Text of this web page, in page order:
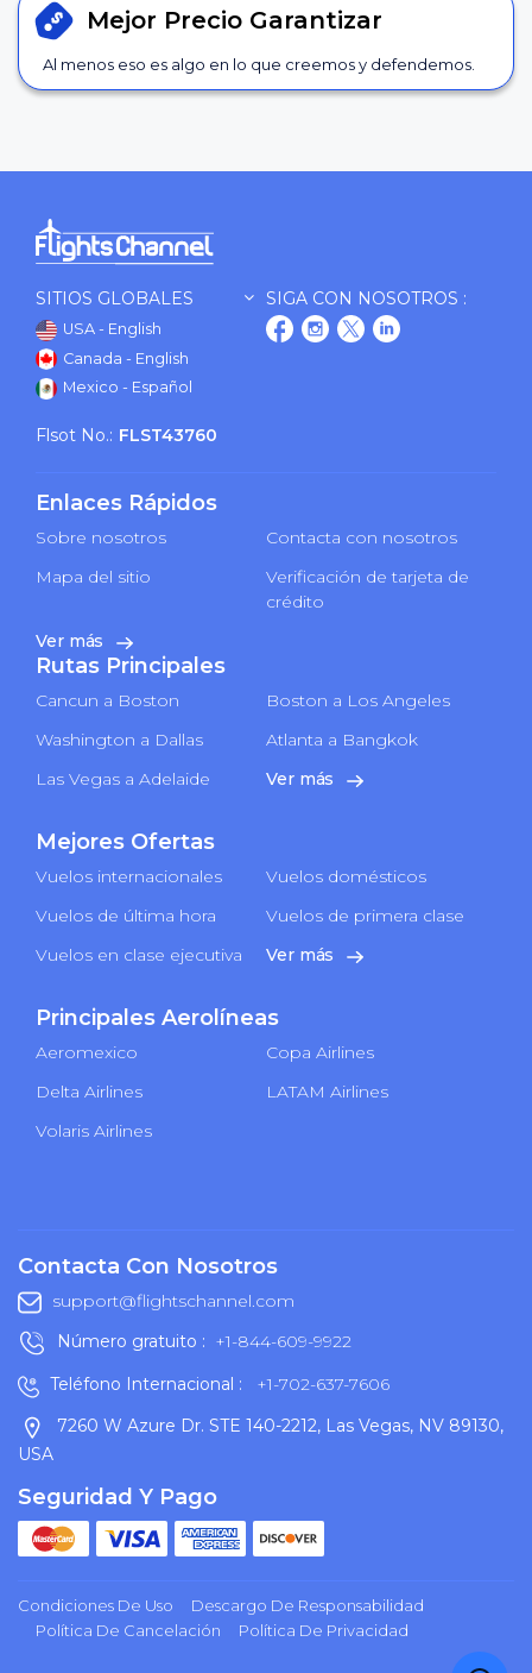
Mejor Precio Garantizar
Al menos eso es algo en lo que creemos y defendemos.
SITIOS GLOBALES
USA - English
Canada - English
Mexico - Español
SIGA CON NOSOTROS :
Flsot No.: FLST43760
Enlaces Rápidos
Sobre nosotros
Contacta con nosotros
Mapa del sitio
Verificación de tarjeta de
crédito
Ver más
Rutas Principales
Cancun a Boston
Boston a Los Angeles
Washington a Dallas
Atlanta a Bangkok
Las Vegas a Adelaide
Ver más
Mejores Ofertas
Vuelos internacionales
Vuelos domésticos
Vuelos de última hora
Vuelos de primera clase
Vuelos en clase ejecutiva
Ver más
Principales Aerolíneas
Aeromexico
Copa Airlines
Delta Airlines
LATAM Airlines
Volaris Airlines
Contacta Con Nosotros
support@flightschannel.com
Número gratuito : +1-844-609-9922
Teléfono Internacional :
+1-702-637-7606
7260 W Azure Dr. STE 140-2212, Las Vegas, NV 89130,
USA
Seguridad Y Pago
Condiciones De Uso
Descargo De Responsabilidad
Política De Cancelación
Política De Privacidad